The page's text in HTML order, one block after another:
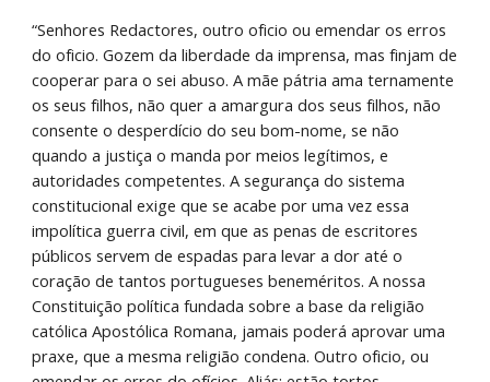
“Senhores Redactores, outro oficio ou emendar os erros
do oficio. Gozem da liberdade da imprensa, mas finjam de
cooperar para o sei abuso. A mãe pátria ama ternamente
os seus filhos, não quer a amargura dos seus filhos, não
consente o desperdício do seu bom-nome, se não
quando a justiça o manda por meios legítimos, e
autoridades competentes. A segurança do sistema
constitucional exige que se acabe por uma vez essa
impolítica guerra civil, em que as penas de escritores
públicos servem de espadas para levar a dor até o
coração de tantos portugueses beneméritos. A nossa
Constituição política fundada sobre a base da religião
católica Apostólica Romana, jamais poderá aprovar uma
praxe, que a mesma religião condena. Outro oficio, ou